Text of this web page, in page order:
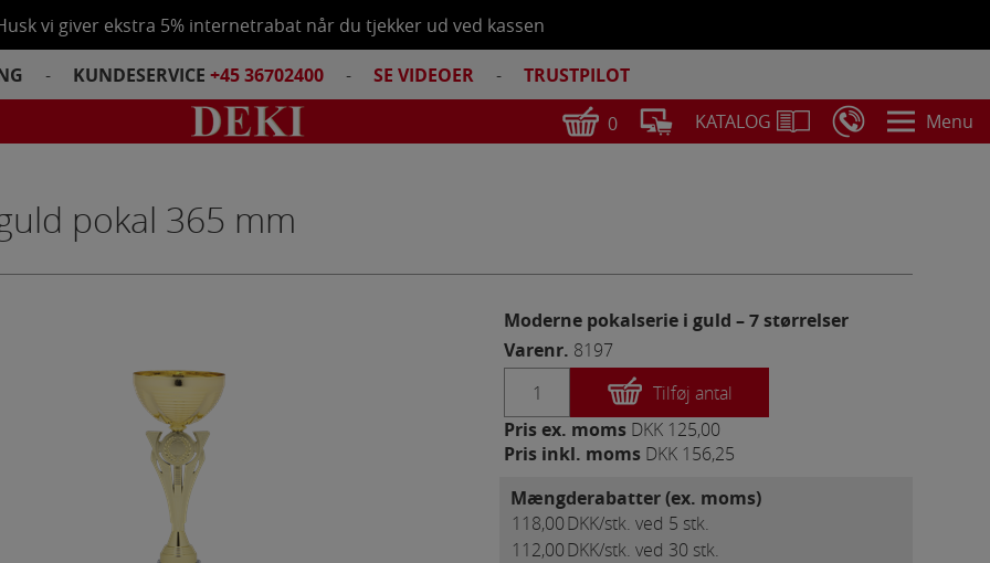
vi giver ekstra 5% internetrabat når du tjekker ud ved kassen
- KUNDESERVICE +45 36702400 - SE VIDEOER -
TRUSTPILOT
0
Tøm kurv
KATALOG Menu
pokal 365 mm
Moderne pokalserie i guld – 7 størrelser
Varenr. 8197
Tilføj antal
Pris ex. moms DKK 125,00
Pris inkl. moms DKK 156,25
Mængderabatter (ex. moms)
118,00DKK/stk. ved 5 stk.
112,00DKK/stk. ved 30 stk.